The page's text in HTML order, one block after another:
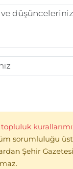
topluluk
sorumluluğu
Şehir